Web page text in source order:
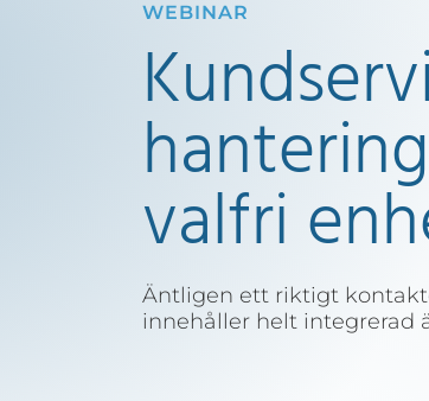
WEBINAR
valfri
Äntligen ett riktigt
innehåller helt integrerad